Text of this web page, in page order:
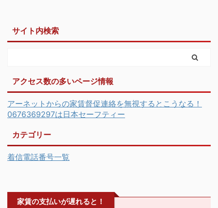
サイト内検索
アクセス数の多いページ情報
アーネットからの家賃督促連絡を無視するとこうなる！
0676369297は日本セーフティー
カテゴリー
着信電話番号一覧
家賃の支払いが遅れると！